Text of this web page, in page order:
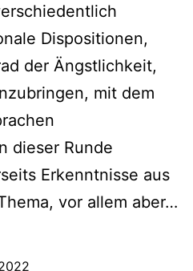
Dispositionen,
der Ängstlichkeit,
mit dem
dieser Runde
Erkenntnisse aus
vor allem aber…